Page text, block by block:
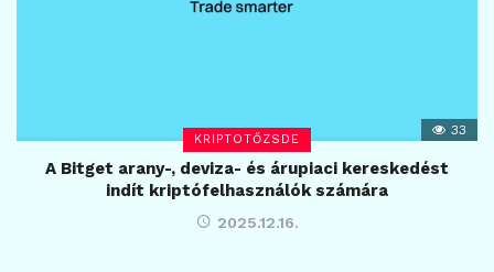
KRIPTOTŐZSDE
33
A Bitget arany-, deviza- és árupiaci kereskedést
indít kriptófelhasználók számára
2025.12.16.